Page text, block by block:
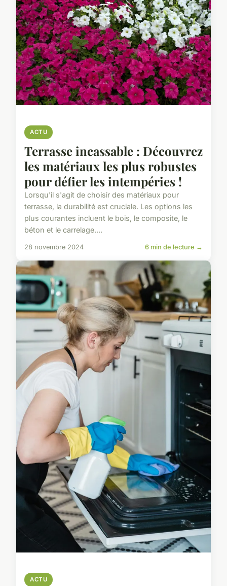
ACTU
Terrasse incassable : Découvrez
les matériaux les plus robustes
pour défier les intempéries !
Lorsqu'il s'agit de choisir des matériaux pour
terrasse, la durabilité est cruciale. Les options les
plus courantes incluent le bois, le composite, le
béton et le carrelage....
28 novembre 2024 6 min de lecture →
ACTU